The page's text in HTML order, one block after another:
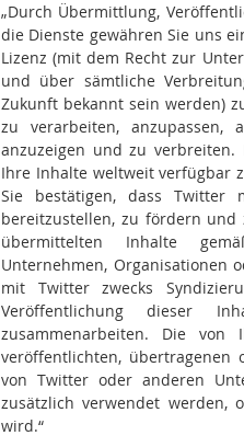
„Durch Übermittlung,
die Dienste gewähren Sie uns
Lizenz (mit dem Recht zur
und über sämtliche
Zukunft bekannt sein werden)
zu verarbeiten, anzupassen,
anzuzeigen und zu
Ihre Inhalte weltweit verfügbar
Sie bestätigen, dass Twitter
bereitzustellen, zu fördern
übermittelten Inhalte
Unternehmen, Organisationen
mit Twitter zwecks
Veröffentlichung dieser
zusammenarbeiten. Die
veröffentlichten, übertragenen
von Twitter oder anderen
zusätzlich verwendet werden,
wird.“